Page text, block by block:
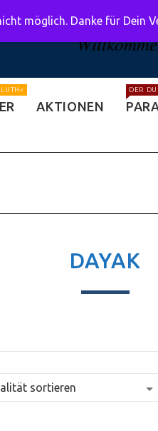
AKTIONEN
DER
DAYAK
möglich. Danke für Dein